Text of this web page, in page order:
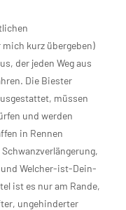
kurz übergeben)
der jeden Weg aus
Die Biester
müssen
und werden
in Rennen
Welcher-ist-Dein-
ist es nur am Rande,
ungehinderter